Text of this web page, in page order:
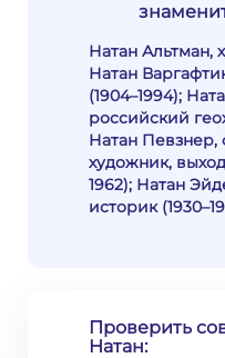
Натан Альтман,
Натан
(1904–1994);
российский
Натан Певзнер,
художник,
1962); Натан
историк
Проверить
Натан: